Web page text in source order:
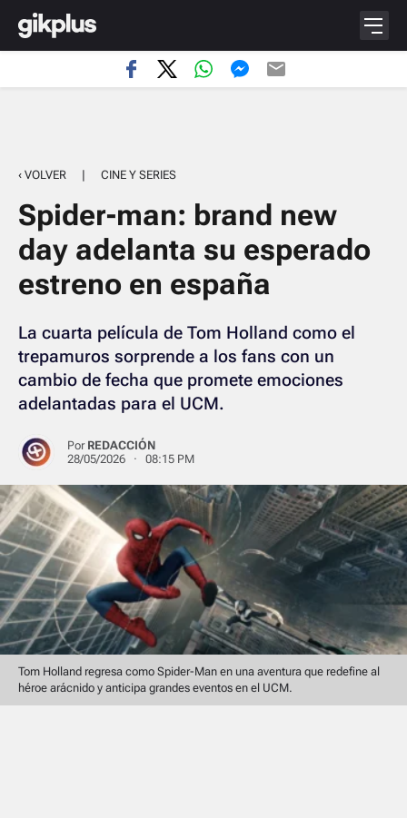
‹ VOLVER | CINE Y SERIES
Spider-man: brand new
day adelanta su esperado
estreno en españa
La cuarta película de Tom Holland como el
trepamuros sorprende a los fans con un
cambio de fecha que promete emociones
adelantadas para el UCM.
Por REDACCIÓN
28/05/2026 · 08:15 PM
Tom Holland regresa como Spider-Man en una aventura que redefine al
héroe arácnido y anticipa grandes eventos en el UCM.